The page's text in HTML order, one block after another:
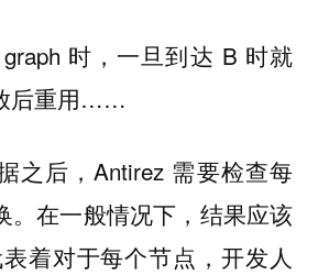
时，一旦到达 B 时就
后重用……
之后，Antirez 需要检查每
。在一般情况下，结果应该
着对于每个节点，开发人